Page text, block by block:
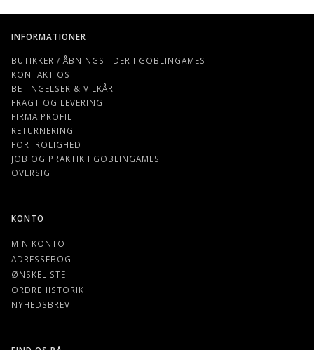
INFORMATIONER
BUTIKKER / ÅBNINGSTIDER I GOBLINGAMES
KONTAKT OS
BETINGELSER & VILKÅR
FRAGT OG LEVERING
FIRMA PROFIL
RETURNERING
FORTROLIGHED
JOB OG PRAKTIK I GOBLINGAMES
OVERSIGT
KONTO
MIN KONTO
ADRESSEBOG
ØNSKELISTE
ORDREHISTORIK
NYHEDSBREV